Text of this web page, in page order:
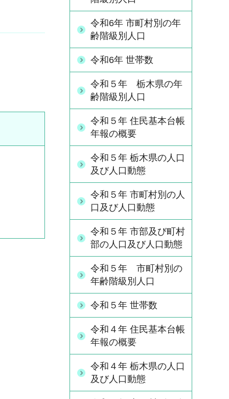
令和6年 市町村別の年
齢階級別人口
令和6年 世帯数
令和５年 栃木県の年
齢階級別人口
令和５年 住民基本台帳
年報の概要
令和５年 栃木県の人口
及び人口動態
令和５年 市町村別の人
口及び人口動態
令和５年 市部及び町村
部の人口及び人口動態
令和５年 市町村別の
年齢階級別人口
令和５年 世帯数
令和４年 住民基本台帳
年報の概要
令和４年 栃木県の人口
及び人口動態